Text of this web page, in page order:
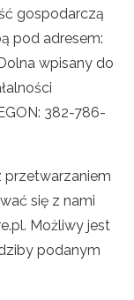
gospodarczą
pod adresem:
wpisany do
382-786-
przetwarzaniem
się z nami
Możliwy jest
podanym